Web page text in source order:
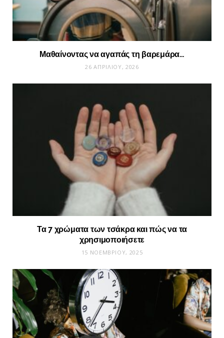
Μαθαίνοντας να αγαπάς τη βαρεμάρα…
26 ΑΠΡΙΛΊΟΥ, 2026
Τα 7 χρώματα των τσάκρα και πώς να τα
χρησιμοποιήσετε
15 ΝΟΕΜΒΡΊΟΥ, 2025